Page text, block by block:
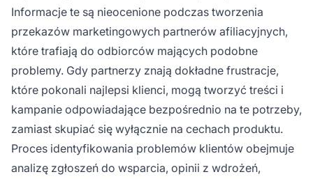
Informacje te są nieocenione podczas tworzenia
przekazów marketingowych partnerów afiliacyjnych,
które trafiają do odbiorców mających podobne
problemy. Gdy partnerzy znają dokładne frustracje,
które pokonali najlepsi klienci, mogą tworzyć treści i
kampanie odpowiadające bezpośrednio na te potrzeby,
zamiast skupiać się wyłącznie na cechach produktu.
Proces identyfikowania problemów klientów obejmuje
analizę zgłoszeń do wsparcia, opinii z wdrożeń,